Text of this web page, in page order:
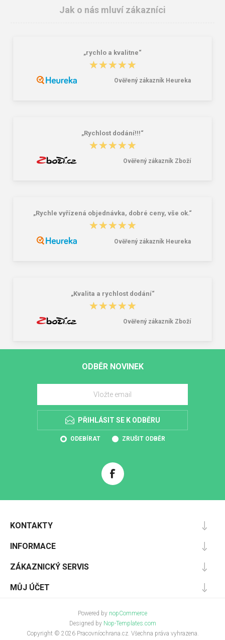
Jak o nás mluví zákazníci
„rychlo a kvalitne“
★★★★★
★★★★★
Ověřený zákazník Heureka
„Rychlost dodání!!!“
★★★★★
★★★★★
Ověřený zákazník Zboží
„Rychle vyřízená objednávka, dobré ceny, vše ok.“
★★★★★
★★★★★
Ověřený zákazník Heureka
„Kvalita a rychlost dodání“
★★★★★
★★★★★
Ověřený zákazník Zboží
ODBĚR NOVINEK
PŘIHLÁSIT SE K ODBĚRU
ODEBÍRAT ZRUŠIT ODBĚR
KONTAKTY
INFORMACE
ZÁKAZNICKÝ SERVIS
MŮJ ÚČET
Powered by nopCommerce
Designed by Nop-Templates.com
Copyright © 2026 Pracovníochrana.cz. Všechna práva vyhrazena.